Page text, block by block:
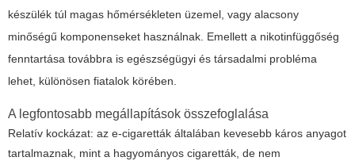
készülék túl magas hőmérsékleten üzemel, vagy alacsony
minőségű komponenseket használnak. Emellett a nikotinfüggőség
fenntartása továbbra is egészségügyi és társadalmi probléma
lehet, különösen fiatalok körében.
A legfontosabb megállapítások összefoglalása
Relatív kockázat: az e-cigaretták általában kevesebb káros anyagot
tartalmaznak, mint a hagyományos cigaretták, de nem